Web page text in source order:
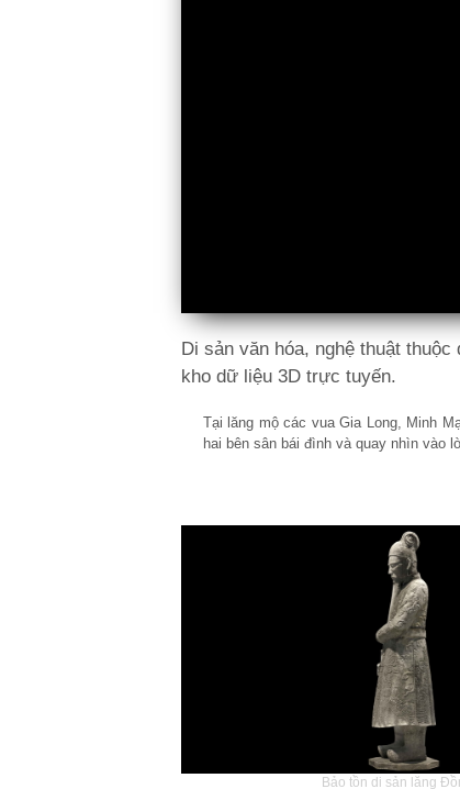
Di sản văn hóa, nghệ thuật
kho dữ liệu 3D trực tuyến.
Tại lăng mộ các vua Gia Long, Minh
hai bên sân bái đình và quay nhìn vào
Bảo tồn di sản lăng